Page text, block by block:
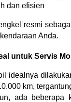
dan efisien
resmi
Anda.
untuk Servis
idealnya
km,
ada beberapa